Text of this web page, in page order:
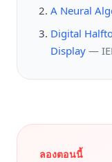
A Neural
Digital
Display —
ลองตอนนี้